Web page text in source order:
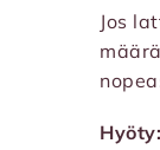
Jos
Hyöty: